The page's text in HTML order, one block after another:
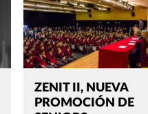
ZENIT II, NUEVA
PROMOCIÓN DE